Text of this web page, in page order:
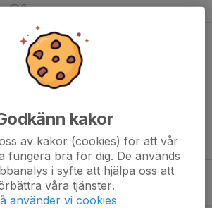
0
22 augusti!
VT26
1
2026!
0
kakor
av kakor (cookies) för att vår
fungera bra för dig. De används
i syfte att hjälpa oss att
våra tjänster.
använder vi cookies